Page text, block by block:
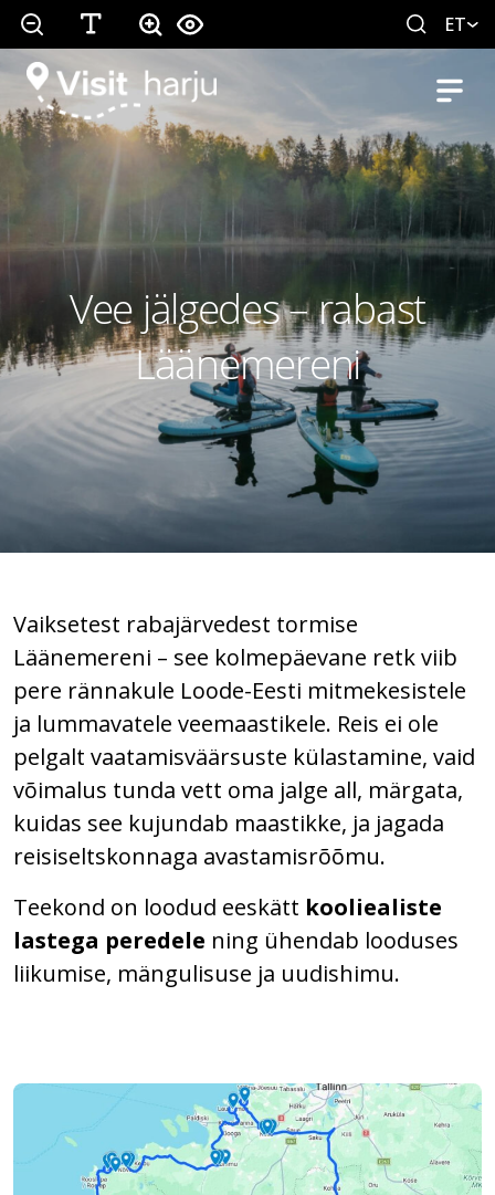
ET
Vee jälgedes – rabast
Läänemereni
Vaiksetest rabajärvedest tormise
Läänemereni – see kolmepäevane retk viib
pere rännakule Loode-Eesti mitmekesistele
ja lummavatele veemaastikele. Reis ei ole
pelgalt vaatamisväärsuste külastamine, vaid
võimalus tunda vett oma jalge all, märgata,
kuidas see kujundab maastikke, ja jagada
reisiseltskonnaga avastamisrõõmu.
Teekond on loodud eeskätt kooliealiste
lastega peredele ning ühendab looduses
liikumise, mängulisuse ja uudishimu.